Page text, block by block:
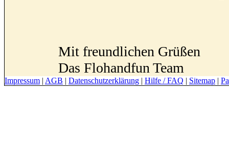
Mit freundlichen Grüßen
Das Flohandfun Team
Impressum | AGB | Datenschutzerklärung | Hilfe / FAQ | Sitemap |